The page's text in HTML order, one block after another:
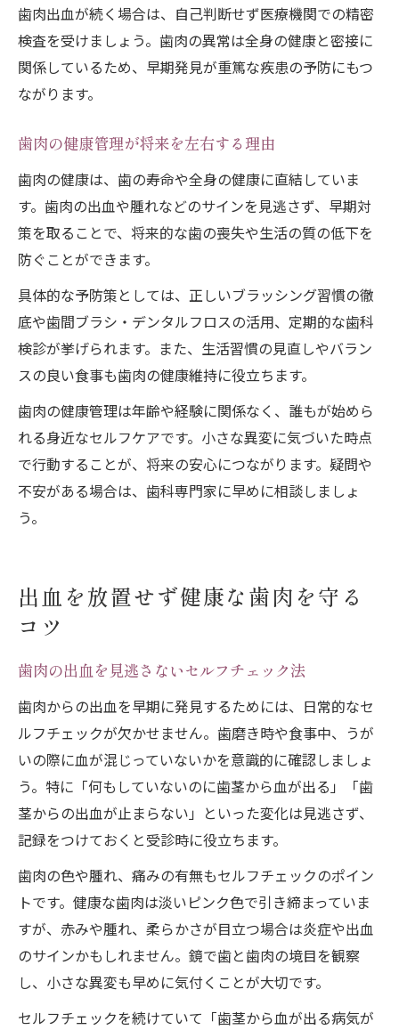
歯肉出血が続く場合は、自己判断せず医療機関での精密
検査を受けましょう。歯肉の異常は全身の健康と密接に
関係しているため、早期発見が重篤な疾患の予防にもつ
ながります。
歯肉の健康管理が将来を左右する理由
歯肉の健康は、歯の寿命や全身の健康に直結していま
す。歯肉の出血や腫れなどのサインを見逃さず、早期対
策を取ることで、将来的な歯の喪失や生活の質の低下を
防ぐことができます。
具体的な予防策としては、正しいブラッシング習慣の徹
底や歯間ブラシ・デンタルフロスの活用、定期的な歯科
検診が挙げられます。また、生活習慣の見直しやバラン
スの良い食事も歯肉の健康維持に役立ちます。
歯肉の健康管理は年齢や経験に関係なく、誰もが始めら
れる身近なセルフケアです。小さな異変に気づいた時点
で行動することが、将来の安心につながります。疑問や
不安がある場合は、歯科専門家に早めに相談しましょ
う。
出血を放置せず健康な歯肉を守る
コツ
歯肉の出血を見逃さないセルフチェック法
歯肉からの出血を早期に発見するためには、日常的なセ
ルフチェックが欠かせません。歯磨き時や食事中、うが
いの際に血が混じっていないかを意識的に確認しましょ
う。特に「何もしていないのに歯茎から血が出る」「歯
茎からの出血が止まらない」といった変化は見逃さず、
記録をつけておくと受診時に役立ちます。
歯肉の色や腫れ、痛みの有無もセルフチェックのポイン
トです。健康な歯肉は淡いピンク色で引き締まっていま
すが、赤みや腫れ、柔らかさが目立つ場合は炎症や出血
のサインかもしれません。鏡で歯と歯肉の境目を観察
し、小さな異変も早めに気付くことが大切です。
セルフチェックを続けていて「歯茎から血が出る病気が